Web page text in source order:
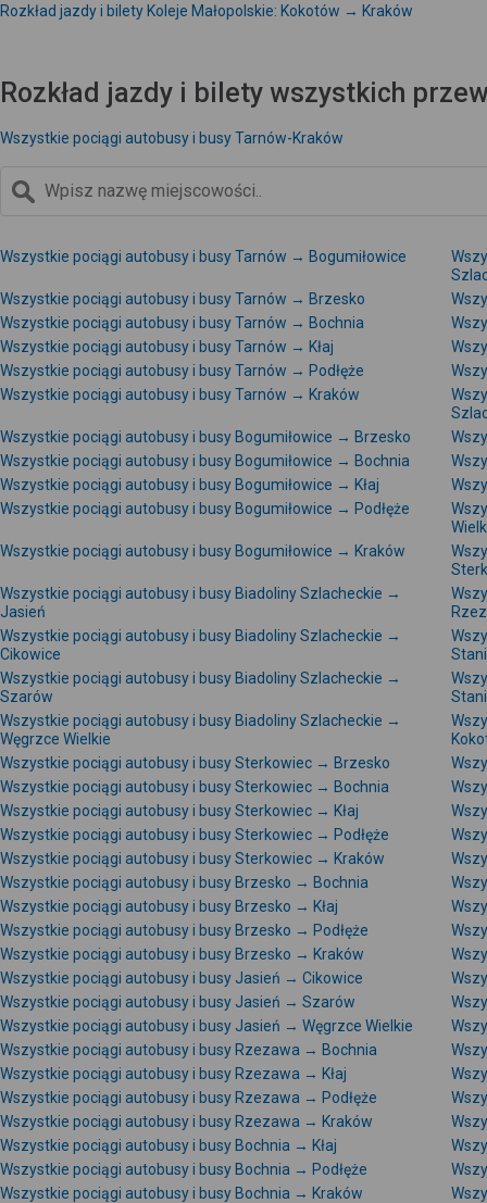
Rozkład jazdy i bilety Koleje Małopolskie: Kokotów → Kraków
Rozkład jazdy i bilety wszystkich
Wszystkie pociągi autobusy i busy Tarnów-Kraków
Wszystkie pociągi autobusy i busy Tarnów → Bogumiłowice
Wszystkie pociągi autobusy i busy Tarnów → Brzesko
Wszystkie pociągi autobusy i busy Tarnów → Bochnia
Wszystkie pociągi autobusy i busy Tarnów → Kłaj
Wszystkie pociągi autobusy i busy Tarnów → Podłęże
Wszystkie pociągi autobusy i busy Tarnów → Kraków
Wszystkie pociągi autobusy i busy Bogumiłowice → Brzesko
Wszystkie pociągi autobusy i busy Bogumiłowice → Bochnia
Wszystkie pociągi autobusy i busy Bogumiłowice → Kłaj
Wszystkie pociągi autobusy i busy Bogumiłowice → Podłęże
Wszystkie pociągi autobusy i busy Bogumiłowice → Kraków
Wszystkie pociągi autobusy i busy Biadoliny Szlacheckie →
Jasień
Wszystkie pociągi autobusy i busy Biadoliny Szlacheckie →
Cikowice
Wszystkie pociągi autobusy i busy Biadoliny Szlacheckie →
Szarów
Wszystkie pociągi autobusy i busy Biadoliny Szlacheckie →
Węgrzce Wielkie
Wszystkie pociągi autobusy i busy Sterkowiec → Brzesko
Wszystkie pociągi autobusy i busy Sterkowiec → Bochnia
Wszystkie pociągi autobusy i busy Sterkowiec → Kłaj
Wszystkie pociągi autobusy i busy Sterkowiec → Podłęże
Wszystkie pociągi autobusy i busy Sterkowiec → Kraków
Wszystkie pociągi autobusy i busy Brzesko → Bochnia
Wszystkie pociągi autobusy i busy Brzesko → Kłaj
Wszystkie pociągi autobusy i busy Brzesko → Podłęże
Wszystkie pociągi autobusy i busy Brzesko → Kraków
Wszystkie pociągi autobusy i busy Jasień → Cikowice
Wszystkie pociągi autobusy i busy Jasień → Szarów
Wszystkie pociągi autobusy i busy Jasień → Węgrzce Wielkie
Wszystkie pociągi autobusy i busy Rzezawa → Bochnia
Wszystkie pociągi autobusy i busy Rzezawa → Kłaj
Wszystkie pociągi autobusy i busy Rzezawa → Podłęże
Wszystkie pociągi autobusy i busy Rzezawa → Kraków
Wszystkie pociągi autobusy i busy Bochnia → Kłaj
Wszystkie pociągi autobusy i busy Bochnia → Podłęże
Wszystkie pociągi autobusy i busy Bochnia → Kraków